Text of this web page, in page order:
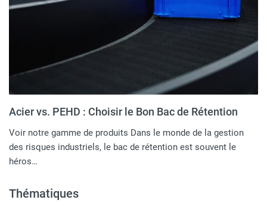
Acier vs. PEHD : Choisir le Bon Bac de Rétention
Voir notre gamme de produits Dans le monde de la gestion
des risques industriels, le bac de rétention est souvent le
héros…
Thématiques